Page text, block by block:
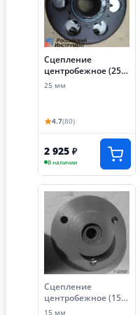
Сцепление
центробежное (25
мм, звезда 520-13T)
25 мм
★4.7(80)
2 925 ₽
В наличии
Сцепление
центробежное (15
мм, профиль ремня
15 мм